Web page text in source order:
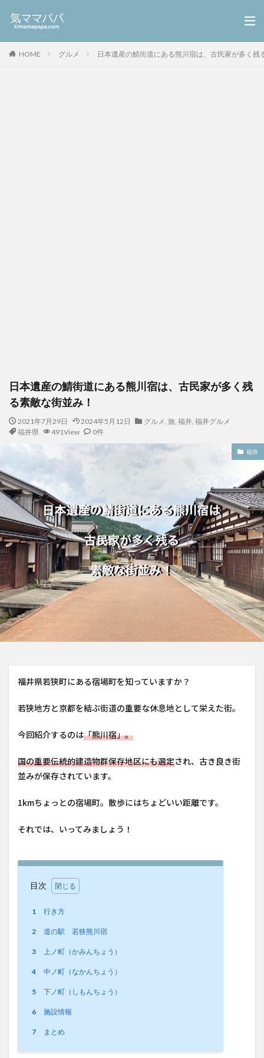
HOME グルメ 日本遺産の鯖街道にある熊川宿は、古民家が多く残
日本遺産の鯖街道にある熊川宿は、古民家が多く残
る素敵な街並み！
2021年7月29日 2024年5月12日 グルメ, 旅, 福井, 福井グルメ
福井県
491View 0件
福井
福井県若狭町にある宿場町を知っていますか？
若狭地方と京都を結ぶ街道の重要な休息地として栄えた街。
今回紹介するのは「熊川宿」。
国の重要伝統的建造物群保存地区にも選定され、古き良き街
並みが保存されています。
1kmちょっとの宿場町。散歩にはちょどいい距離です。
それでは、いってみましょう！
目次
1 行き方
2 道の駅 若狭熊川宿
3 上ノ町（かみんちょう）
4 中ノ町（なかんちょう）
5 下ノ町（しもんちょう）
6 施設情報
7 まとめ